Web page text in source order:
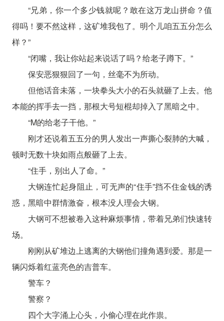
“兄弟，你一个多少钱就呢？敢在这万龙山拼命？值
得吗！要不然这样，这矿堆我包了。明个儿咱五五分怎么
样？”
“闭嘴，我让你站起来说话了吗？给老子蹲下。”
保安恶狠狠回了一句，丝毫不为所动。
但他话音未落，一块拳头大小的石头就砸了上去。他
本能的挥手去一挡，那根大号短棍却掉入了黑暗之中。
“M的给老子干他。”
刚才还说着五五分的男人发出一声撕心裂肺的大喊，
顿时无数十块如雨点般砸了上去。
“住手，别出人了命。”
大钢连忙起身阻止，可无声的“住手”挡不住金钱的诱
惑，黑暗中群情激奋，根本没人理会大钢。
大钢可不想被卷入这种麻烦事情，带着兄弟们快速转
场。
刚刚从矿堆边上逃离的大钢他们撞角遇到爱。那是一
辆闪烁着红蓝亮色的吉普车。
警车？
警察？
四个大字涌上心头，小偷心理在此作祟。